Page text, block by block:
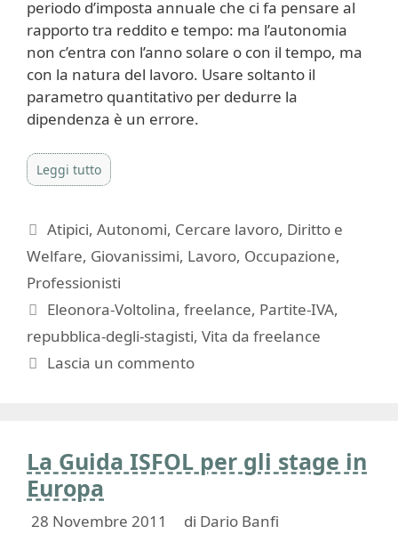
periodo d’imposta annuale che ci fa pensare al
rapporto tra reddito e tempo: ma l’autonomia
non c’entra con l’anno solare o con il tempo, ma
con la natura del lavoro. Usare soltanto il
parametro quantitativo per dedurre la
dipendenza è un errore.
Leggi tutto
Categorie
Atipici,Autonomi, Cercare lavoro, Diritto e
Welfare, Giovanissimi, Lavoro, Occupazione,
Professionisti
Tag
Eleonora-Voltolina,freelance, Partite-IVA,
repubblica-degli-stagisti, Vita da freelance
Lascia un commento
La Guida ISFOL per gli stage in
Europa
28 Novembre 2011 di Dario Banfi